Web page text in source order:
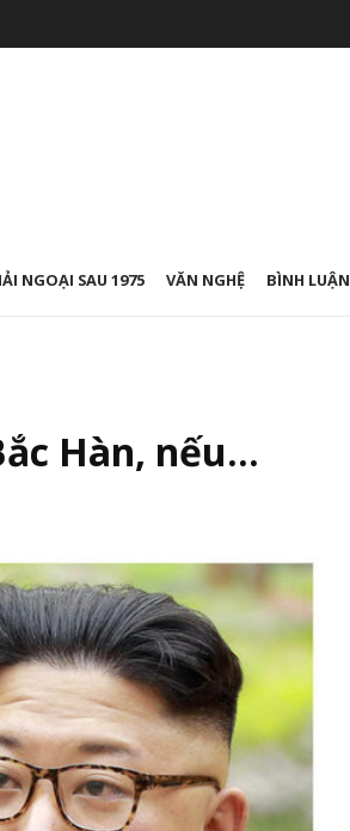
NGOẠI SAU 1975 VĂN NGHỆ BÌNH LUẬN
Hàn, nếu…